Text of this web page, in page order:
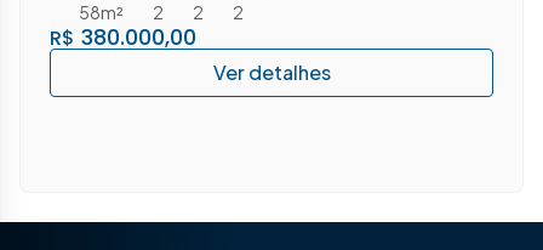
R$ 380.000,00
2
2
58m² 2